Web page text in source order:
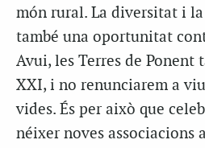
món rural. La diversitat i
també una oportunitat
Avui, les Terres de Ponent
XXI, i no renunciarem a
vides. És per això que
néixer noves associacions